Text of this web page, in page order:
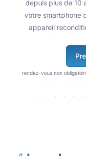
depuis plus de 10
votre smartphone
appareil
rendez-vous non